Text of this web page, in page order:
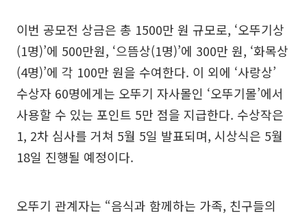
이번 공모전 상금은 총 1500만 원 규모로, ‘오뚜기상
(1명)’에 500만원, ‘으뜸상(1명)’에 300만 원, ‘화목상
(4명)’에 각 100만 원을 수여한다. 이 외에 ‘사랑상’
수상자 60명에게는 오뚜기 자사몰인 ‘오뚜기몰’에서
사용할 수 있는 포인트 5만 점을 지급한다. 수상작은
1, 2차 심사를 거쳐 5월 5일 발표되며, 시상식은 5월
18일 진행될 예정이다.
오뚜기 관계자는 “음식과 함께하는 가족, 친구들의